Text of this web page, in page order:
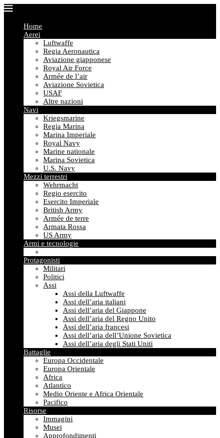
Home
Aerei
Luftwaffe
Regia Aeronautica
Aviazione giapponese
Royal Air Force
Armée de l’air
Aviazione Sovietica
USAF
Altre nazioni
Navi
Kriegsmarine
Regia Marina
Marina Imperiale
Royal Navy
Marine nationale
Marina Sovietica
U.S. Navy
Mezzi terrestri
Wehrmacht
Regio esercito
Esercito Imperiale
British Army
Armée de terre
Armata Rossa
US Army
Armi e tecnologie
Protagonisti
Militari
Politici
Assi
Assi della Luftwaffe
Assi dell’aria italiani
Assi dell’aria del Giappone
Assi dell’aria del Regno Unito
Assi dell’aria francesi
Assi dell’aria dell’Unione Sovietica
Assi dell’aria degli Stati Uniti
Battaglie
Europa Occidentale
Europa Orientale
Africa
Atlantico
Medio Oriente e Africa Orientale
Pacifico
Risorse
Immagini
Musei
Approfondimenti